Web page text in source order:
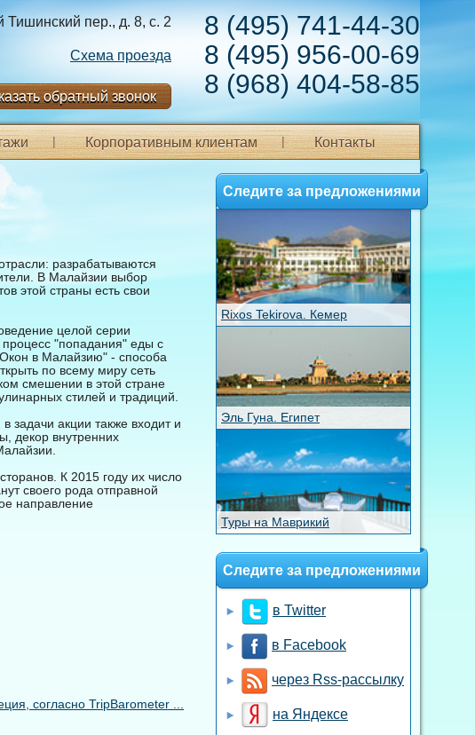
8 (495) 741-44-30
8 (495) 956-00-69
8 (968) 404-58-85
Тишинский пер., д. 8, с. 2
Схема проезда
обратный звонок
Корпоративным клиентам Контакты
разрабатываются
В Малайзии выбор
этой страны есть свои
целой серии
"попадания" еды с
в Малайзию" - способа
по всему миру сеть
смешении в этой стране
стилей и традиций.
задачи акции также входит и
декор внутренних
К 2015 году их число
своего рода отправной
направление
согласно TripBarometer ...
Следите за предложениями
Rixos Tekirova. Кемер
Эль Гуна. Египет
Туры на Маврикий
Следите за предложениями
в Twitter
в Facebook
через Rss-рассылку
на Яндексе